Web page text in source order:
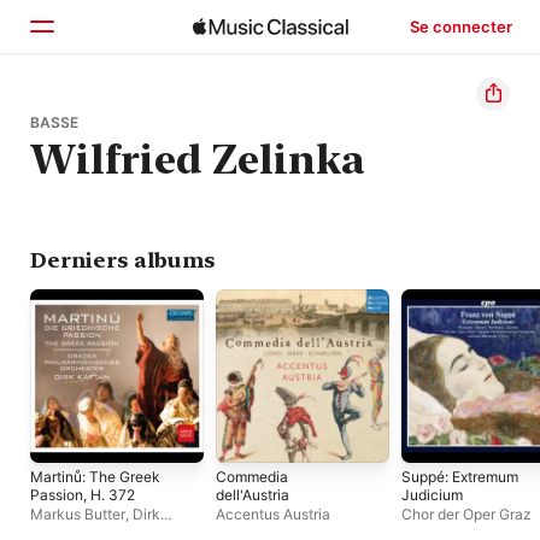
Se connecter
Accueil
Parcourir
BASSE
Wilfried Zelinka
Derniers albums
Martinů: The Greek
Passion, H. 372
Markus Butter, Dirk
Commedia
dell'Austria
Accentus Austria
Suppé: Extremum
Judicium
Chor der Oper Graz